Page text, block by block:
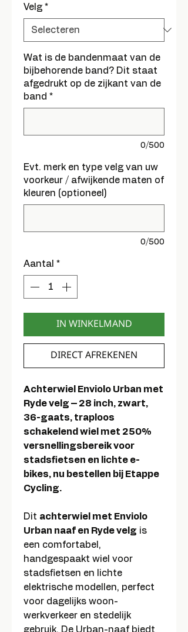
Velg *
Wat is de bandenmaat van de
bijbehorende band? Dit staat
afgedrukt op de zijkant van de
band *
0/500
Evt. merk en type velg van uw
voorkeur / afwijkende maten of
kleuren (optioneel)
0/500
Aantal *
IN WINKELMAND
DIRECT AFREKENEN
Achterwiel Enviolo Urban met
Ryde velg – 28 inch, zwart,
36-gaats, traploos
schakelend wiel met 250%
versnellingsbereik voor
stadsfietsen en lichte e-
bikes, nu bestellen bij Etappe
Cycling.
Dit achterwiel met Enviolo
Urban naaf en Ryde velg is
een comfortabel,
handgespaakt wiel voor
stadsfietsen en lichte
elektrische modellen, perfect
voor dagelijks woon-
werkverkeer en stedelijk
gebruik. De Urban-naaf biedt